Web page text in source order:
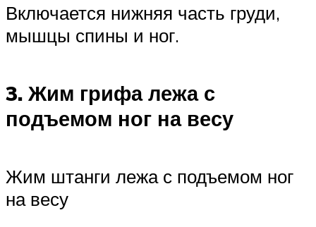
Включается нижняя часть груди,
мышцы спины и ног.
3. Жим грифа лежа с
подъемом ног на весу
Жим штанги лежа с подъемом ног
на весу